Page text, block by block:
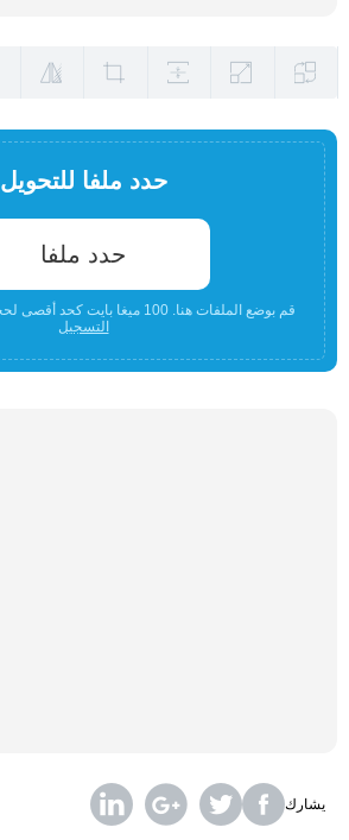
حدد ملفا للتحويل
حدد ملفا
قم بوضع الملفات هنا. 100 ميغا بايت كحد أقصى لحجم الملف أوالتسجيلأ و
التسجيل
يشارك